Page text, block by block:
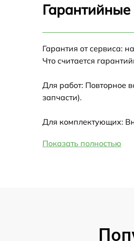
Замена HDMI
Гарантийные
Гарантия от сервиса:
Что считается
Для работ: Повторное
запчасти).
Для комплектующих:
Показать полностью